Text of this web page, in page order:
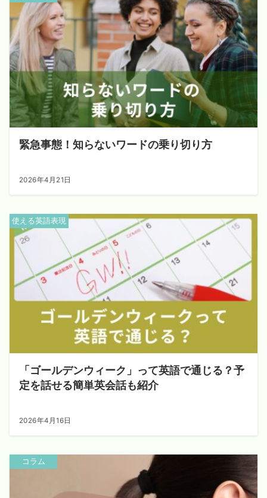
緊急事態！知らないワードの乗り切り方
2026年4月21日
使える英語表現
「ゴールデンウィーク」って英語で通じる？予
定を話せる簡単英会話も紹介
2026年4月16日
コラム